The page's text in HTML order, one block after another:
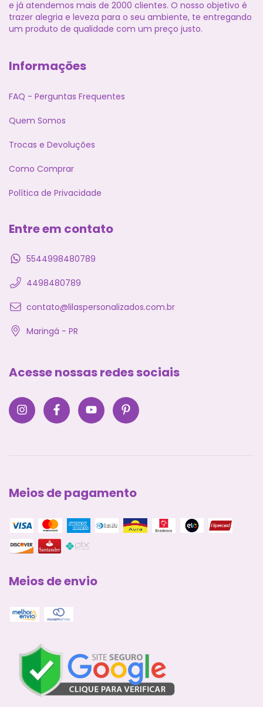
e já atendemos mais de 2000 clientes. O nosso objetivo é
trazer alegria e leveza para o seu ambiente, te entregando
um produto de qualidade com um preço justo.
Informações
FAQ - Perguntas Frequentes
Quem Somos
Trocas e Devoluções
Como Comprar
Política de Privacidade
Entre em contato
5544998480789
4498480789
contato@lilaspersonalizados.com.br
Maringá - PR
Acesse nossas redes sociais
Meios de pagamento
Meios de envio